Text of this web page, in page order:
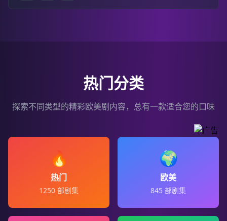
热门分类
探索不同类型的精彩欧美剧内容，总有一款适合您的口味
🔥
热门
1250 部剧集
🌍
欧美
845 部剧集